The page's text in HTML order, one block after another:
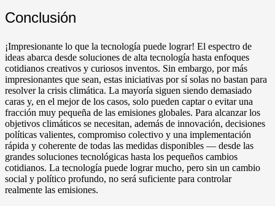
Conclusión
¡Impresionante lo que la tecnología puede lograr! El espectro de
ideas abarca desde soluciones de alta tecnología hasta enfoques
cotidianos creativos y curiosos inventos. Sin embargo, por más
impresionantes que sean, estas iniciativas por sí solas no bastan para
resolver la crisis climática. La mayoría siguen siendo demasiado
caras y, en el mejor de los casos, solo pueden captar o evitar una
fracción muy pequeña de las emisiones globales. Para alcanzar los
objetivos climáticos se necesitan, además de innovación, decisiones
políticas valientes, compromiso colectivo y una implementación
rápida y coherente de todas las medidas disponibles — desde las
grandes soluciones tecnológicas hasta los pequeños cambios
cotidianos. La tecnología puede lograr mucho, pero sin un cambio
social y político profundo, no será suficiente para controlar
realmente las emisiones.